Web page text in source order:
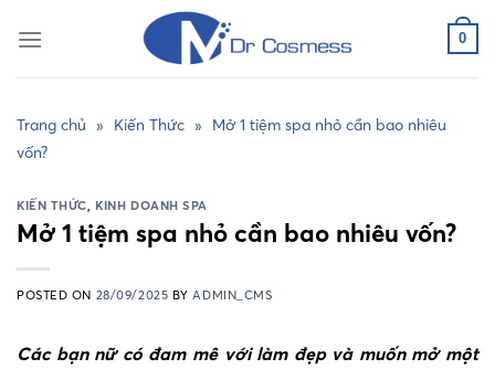
0
Trang chủ » Kiến Thức »
Mở 1 tiệm spa nhỏ cần bao nhiêu
vốn?
KIẾN THỨC KINH DOANH SPA
Mở 1 tiệm spa nhỏ cần bao nhiêu vốn?
POSTED ON 28/09/2025 BYADMIN_CMS
Các bạn nữ có đam mê với làm đẹp và muốn mở một